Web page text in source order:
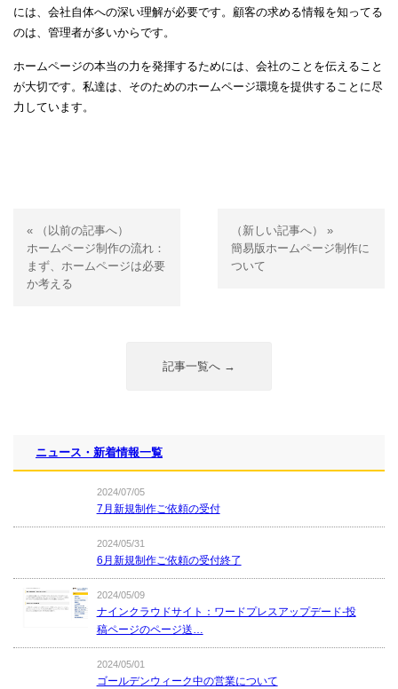
には、会社自体への深い理解が必要です。顧客の求める情報を知ってる
のは、管理者が多いからです。
ホームページの本当の力を発揮するためには、会社のことを伝えること
が大切です。私達は、そのためのホームページ環境を提供することに尽
力しています。
« （以前の記事へ）
ホームページ制作の流れ：
まず、ホームページは必要
か考える
（新しい記事へ） »
簡易版ホームページ制作に
ついて
記事一覧へ →
ニュース・新着情報一覧
2024/07/05
7月新規制作ご依頼の受付
2024/05/31
6月新規制作ご依頼の受付終了
2024/05/09
ナインクラウドサイト：ワードプレスアップデード-投
稿ページのページ送…
2024/05/01
ゴールデンウィーク中の営業について